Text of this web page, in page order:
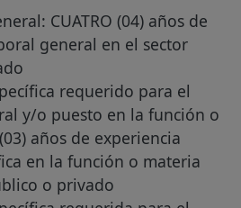
CUATRO (04) años de
general en el sector
requerido para el
y/o puesto en la función o
años de experiencia
en la función o materia
o privado